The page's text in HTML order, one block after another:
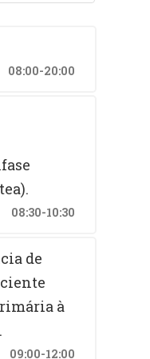
08:00-20:00
08:30-10:30
de
à
09:00-12:00